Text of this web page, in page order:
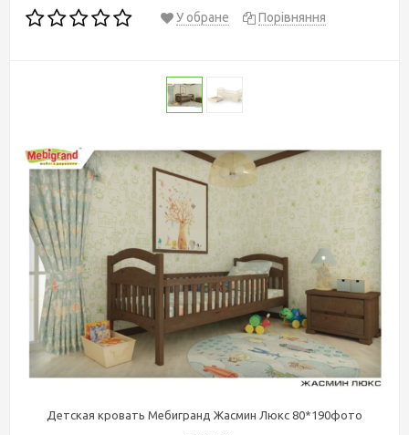
У обране Порівняння
Детская кровать Мебигранд Жасмин Люкс 80*190фото